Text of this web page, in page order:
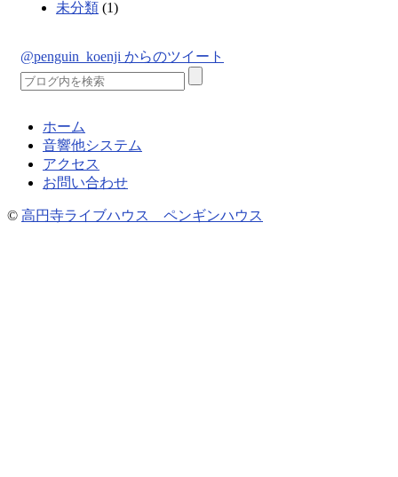
未分類 (1)
@penguin_koenji からのツイート
ホーム
音響他システム
アクセス
お問い合わせ
© 高円寺ライブハウス ペンギンハウス